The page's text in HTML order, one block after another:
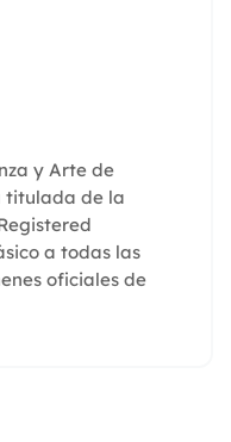
y Arte de
titulada de la
a todas las
oficiales de